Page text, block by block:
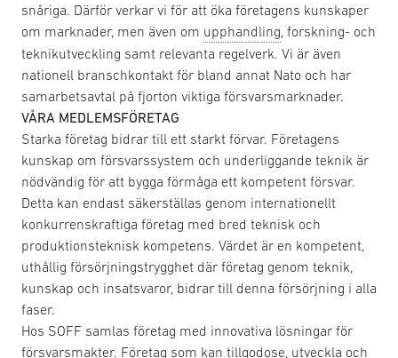
snåriga. Därför verkar vi för att öka företagens kunskaper
om marknader, men även om upphandling , forskning- och
teknikutveckling samt relevanta regelverk. Vi är även
nationell branschkontakt för bland annat Nato och har
samarbetsavtal på fjorton viktiga försvarsmarknader.
VÅRA MEDLEMSFÖRETAG
Starka företag bidrar till ett starkt förvar. Företagens
kunskap om försvarssystem och underliggande teknik är
nödvändig för att bygga förmåga ett kompetent försvar.
Detta kan endast säkerställas genom internationellt
konkurrenskraftiga företag med bred teknisk och
produktionsteknisk kompetens. Värdet är en kompetent,
uthållig försörjningstrygghet där företag genom teknik,
kunskap och insatsvaror, bidrar till denna försörjning i alla
faser.
Hos SOFF samlas företag med innovativa lösningar för
försvarsmakter. Företag som kan tillgodose, utveckla och